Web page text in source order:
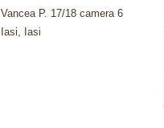
Vancea P. 17/18 camera 6
Iasi, Iasi